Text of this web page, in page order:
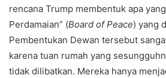
rencana Trump membentuk apa
Perdamaian” (Board of Peace) yang
Pembentukan Dewan tersebut
karena tuan rumah yang
tidak dilibatkan. Mereka hanya